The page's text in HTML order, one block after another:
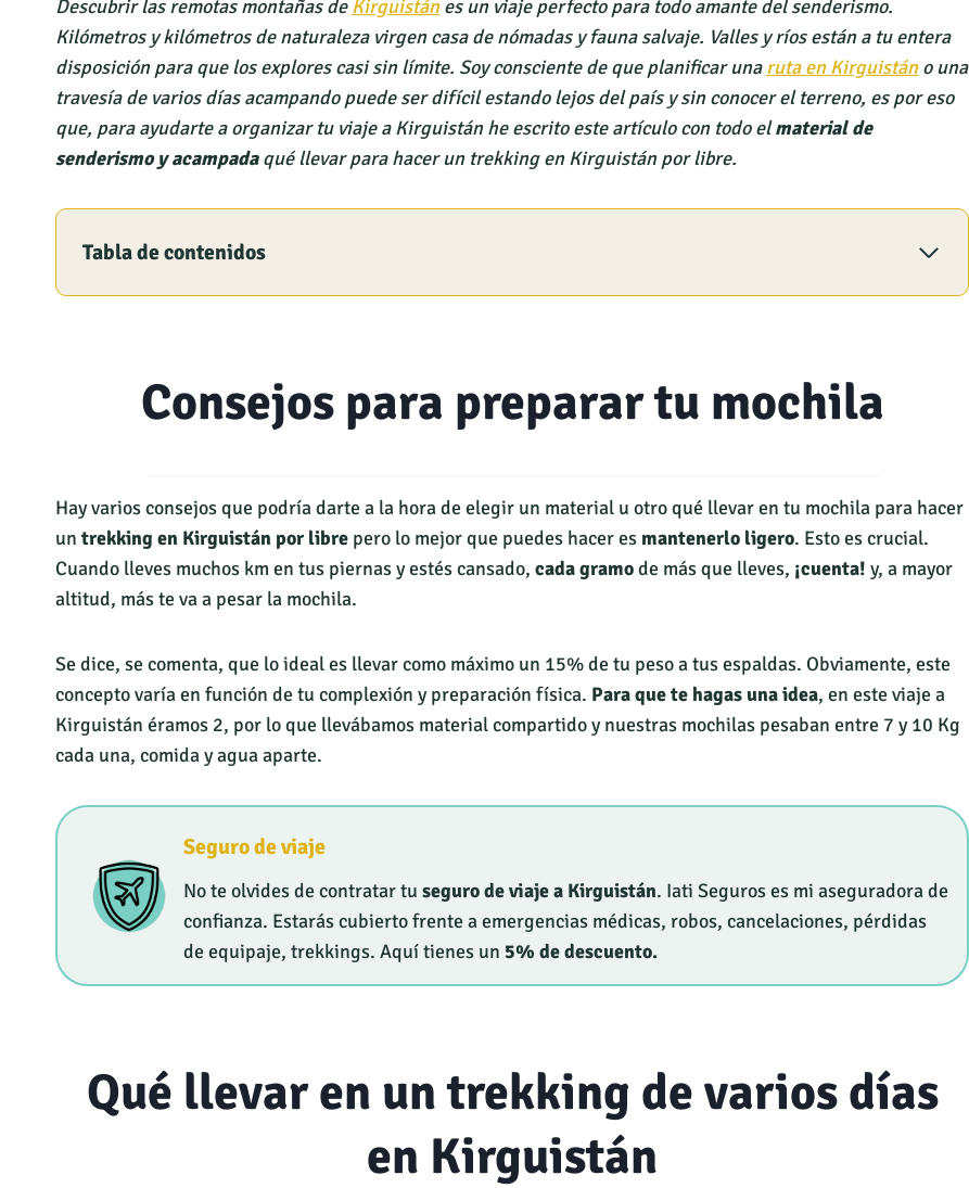
Descubrir las remotas montañas deKirguistánes un viaje perfecto para todo amante del senderismo.
Kilómetros y kilómetros de naturaleza virgen casa de nómadas y fauna salvaje. Valles y ríos están a tu entera
disposición para que los explores casi sin límite. Soy consciente de que planificar unaruta en Kirguistáno una
travesía de varios días acampando puede ser difícil estando lejos del país y sin conocer el terreno, es por eso
que, para ayudarte a organizar tu viaje a Kirguistán he escrito este artículo con todo elmaterial de
senderismo y acampadaqué llevar para hacer un trekking en Kirguistán por libre.
Tabla de contenidos
Consejos para preparar tu mochila
Hay varios consejos que podría darte a la hora de elegir un material u otro qué llevar en tu mochila para hacer
un trekking en Kirguistán por libre pero lo mejor que puedes hacer es mantenerlo ligero. Esto es crucial.
Cuando lleves muchos km en tus piernas y estés cansado, cada gramode más que lleves, ¡cuenta! y, a mayor
altitud, más te va a pesar la mochila.
Se dice, se comenta, que lo ideal es llevar como máximo un 15% de tu peso a tus espaldas. Obviamente, este
concepto varía en función de tu complexión y preparación física. Para que te hagas una idea, en este viaje a
Kirguistán éramos 2, por lo que llevábamos material compartido y nuestras mochilas pesaban entre 7 y 10 Kg
cada una, comida y agua aparte.
Seguro de viaje
No te olvides de contratar tu seguro de viaje a Kirguistán. Iati Seguros es mi aseguradora de
confianza. Estarás cubierto frente a emergencias médicas, robos, cancelaciones, pérdidas
de equipaje, trekkings. Aquí tienes un 5% de descuento.
Qué llevar en un trekking de varios días
en Kirguistán